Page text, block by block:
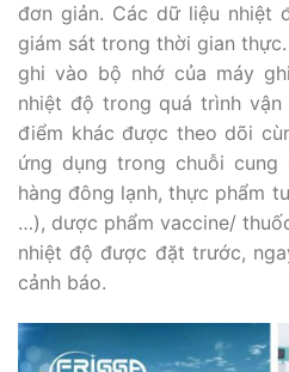
đơn giản. Các dữ liệu nhiệt
giám sát trong thời gian
ghi vào bộ nhớ của máy
nhiệt độ trong quá trình
điểm khác được theo dõi
ứng dụng trong chuỗi cung
hàng đông lạnh, thực phẩm
…), dược phẩm vaccine/
nhiệt độ được đặt trước,
cảnh báo.